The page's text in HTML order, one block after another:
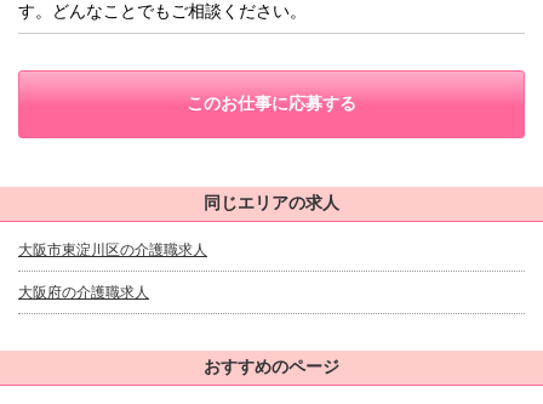
す。どんなことでもご相談ください。
このお仕事に応募する
同じエリアの求人
大阪市東淀川区の介護職求人
大阪府の介護職求人
おすすめのページ